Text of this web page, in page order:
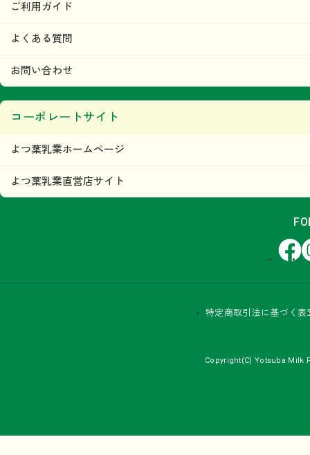
ご利用ガイド
よくある質問
お問い合わせ
コーポレートサイト
よつ葉乳業ホームページ
よつ葉乳業直営店サイト
Facebook
特定商取引法に基づく表
Copyright(C) Yotsuba Milk